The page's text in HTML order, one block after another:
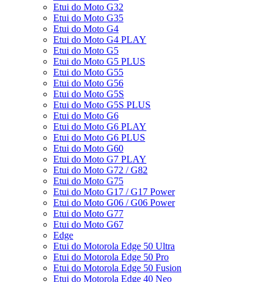
Etui do Moto G32
Etui do Moto G35
Etui do Moto G4
Etui do Moto G4 PLAY
Etui do Moto G5
Etui do Moto G5 PLUS
Etui do Moto G55
Etui do Moto G56
Etui do Moto G5S
Etui do Moto G5S PLUS
Etui do Moto G6
Etui do Moto G6 PLAY
Etui do Moto G6 PLUS
Etui do Moto G60
Etui do Moto G7 PLAY
Etui do Moto G72 / G82
Etui do Moto G75
Etui do Moto G17 / G17 Power
Etui do Moto G06 / G06 Power
Etui do Moto G77
Etui do Moto G67
Edge
Etui do Motorola Edge 50 Ultra
Etui do Motorola Edge 50 Pro
Etui do Motorola Edge 50 Fusion
Etui do Motorola Edge 40 Neo